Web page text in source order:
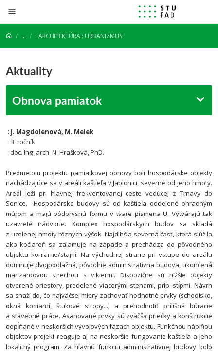
Prejsť na obsah
... : ARCHITEKTÚRA : URBANIZMUS
Aktuality
Obnova pamiatok
: J. Magdolenová, M. Melek
: 3. ročník
: doc. Ing. arch. N. Hrašková, PhD.
Predmetom projektu pamiatkovej obnovy boli hospodárske objekty
nachádzajúce sa v areáli kaštieľa v Jablonici, severne od jeho hmoty.
Areál leží pri hlavnej frekventovanej ceste vedúcej z Trnavy do
Senice. Hospodárske budovy sú od kaštieľa oddelené ohradným
múrom a majú pôdorysnú formu v tvare písmena U. Vytvárajú tak
uzavreté nádvorie. Komplex hospodárskych budov sa skladá
z ucelenej hmoty rôznych výšok. Najdlhšia severná časť, ktorá slúžila
ako kočiareň sa zalamuje na západe a prechádza do pôvodného
objektu koniarne/stajní. Na východnej strane pri vstupe do areálu
dominuje dvojpodlažná, pôvodne administratívna budova, ukončená
manzardovou strechou s vikiermi. Dispozične sú nižšie objekty
otvorené priestory, predelené viacerými stenami, príp. stĺpmi. Návrh
sa snaží do, čo najväčšej miery zachovať hodnotné prvky (schodisko,
okná koniarní, štukové stropy...) a prehodnotiť prílišné búracie
a stavebné práce. Asanované prvky sú zväčša priečky a konštrukcie
dopĺňané v neskorších vývojových fázach objektu. Funkčnou náplňou
objektov projekt reaguje aj na neskoršie fungovanie kaštieľa a jeho
lokalitný program. Za hlavnú funkciu administratívnej budovy bolo